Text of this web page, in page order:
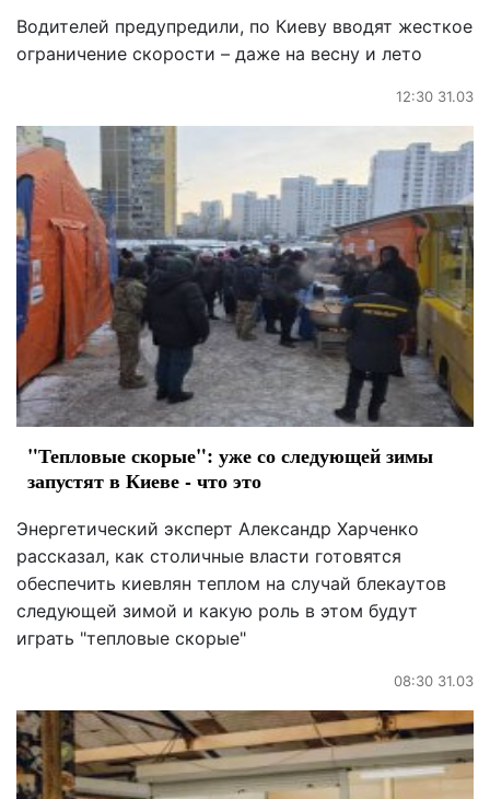
Водителей предупредили, по Киеву вводят жесткое
ограничение скорости – даже на весну и лето
12:30 31.03
"Тепловые скорые": уже со следующей зимы
запустят в Киеве - что это
Энергетический эксперт Александр Харченко
рассказал, как столичные власти готовятся
обеспечить киевлян теплом на случай блекаутов
следующей зимой и какую роль в этом будут
играть "тепловые скорые"
08:30 31.03